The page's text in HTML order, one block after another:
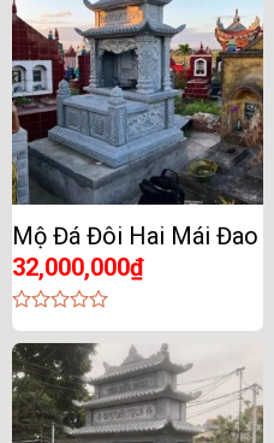
Mộ Đá Đôi Hai Mái Đao
32,000,000₫
0
out
of
5